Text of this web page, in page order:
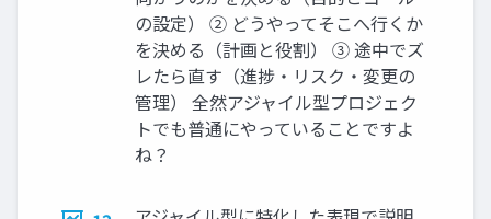
の設定） ② どうやってそこへ行くか
を決める（計画と役割） ③ 途中でズ
レたら直す（進捗・リスク・変更の
管理） 全然アジャイル型プロジェク
トでも普通にやっていることですよ
ね？